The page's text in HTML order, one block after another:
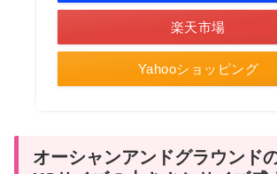
楽天市場
Yahooショッピング
オーシャンアンドグラウンド